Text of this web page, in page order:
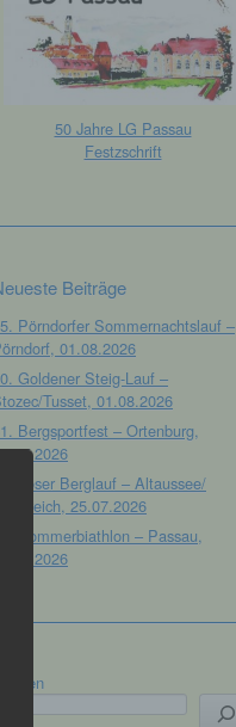
50 Jahre LG Passau
Festzschrift
Beiträge
Pörndorfer Sommernachtslauf –
01.08.2026
Goldener Steig-Lauf –
Tusset, 01.08.2026
Bergsportfest – Ortenburg,
12. Loser Berglauf – Altaussee/
Österreich, 25.07.2026
32. Sommerbiathlon – Passau,
18.07.2026
Suchen